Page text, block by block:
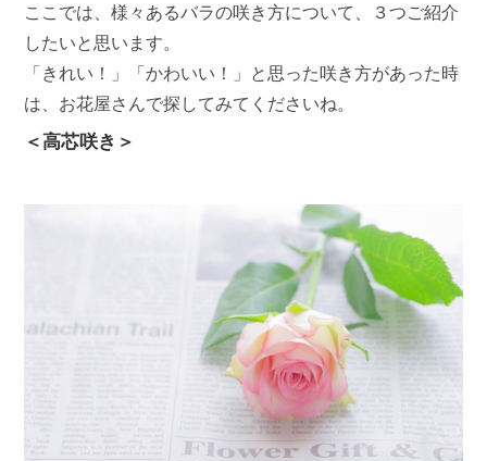
ここでは、様々あるバラの咲き方について、３つご紹介
したいと思います。
「きれい！」「かわいい！」と思った咲き方があった時
は、お花屋さんで探してみてくださいね。
＜高芯咲き＞